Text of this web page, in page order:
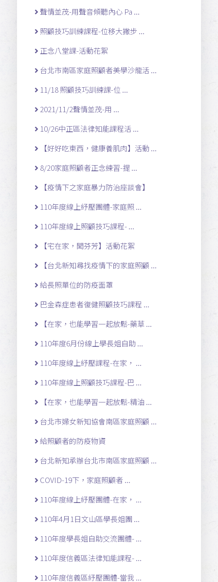
聲情並茂-用聲音傾聽內心 Pa ...
照顧技巧訓練課程-位移大撇步 ...
正念八堂課-活動花絮
台北市南區家庭照顧者美學沙龍活 ...
11/18 照顧技巧訓練課-位 ...
2021/11/2聲情並茂-用 ...
10/26中正區法律知能課程活 ...
【好好吃東西，健康養肌肉】活動 ...
8/20家庭照顧者正念練習-提 ...
【疫情下之家庭暴力防治座談會】
110年度線上紓壓團體-家庭照 ...
110年度線上照顧技巧課程- ...
【宅在家，聞芬芳】活動花絮
【台北新知尋找疫情下的家庭照顧 ...
給長照單位的防疫面罩
巴金森症患者復健照顧技巧課程 ...
【在家，也能學習一起放鬆-藥草 ...
110年度6月份線上學長姐自助 ...
110年度線上紓壓課程-在家， ...
110年度線上照顧技巧課程-巴 ...
【在家，也能學習一起放鬆-精油 ...
台北市婦女新知協會南區家庭照顧 ...
給照顧者的防疫物資
台北新知承辦台北市南區家庭照顧 ...
COVID-19下，家庭照顧者 ...
110年度線上紓壓團體-在家， ...
110年4月1日文山區學長姐團 ...
110年度學長姐自助交流團體- ...
110年度信義區法律知能課程- ...
110年度信義區紓壓團體-當我 ...